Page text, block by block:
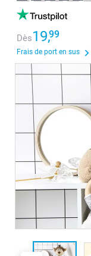
Dès19,99
Frais de port en sus